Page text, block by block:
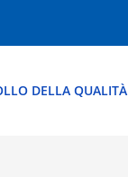
DELLA QUALITÀ